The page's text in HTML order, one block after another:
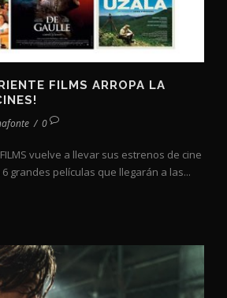
FILMS ARROPA LA
/ 0
FILMS vuelve a llevar sus estrenos de cine
grandes películas que llegarán a las...